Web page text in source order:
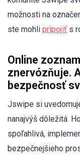
možnosti na
ste mohli pripojiť s
Online
znervózňuje.
bezpečnosť
Jswipe si
nanajvýš dôležitá.
spoľahlivá,
bezpečnejšieho